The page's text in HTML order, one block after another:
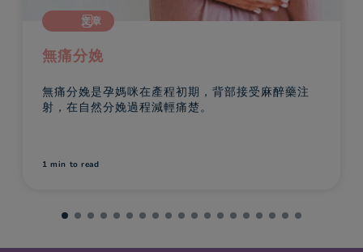
文章
乙型鏈球菌（B 鏈）（35 至37 周）
約一成至三成孕媽咪會有此細菌，這是一種寄存
腸道、泌尿和生殖系統的細菌。孕媽咪一般不會
1 min